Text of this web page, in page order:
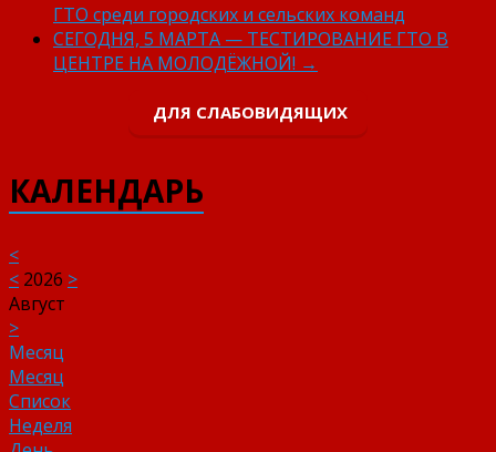
ГТО среди городских и сельских команд
СЕГОДНЯ, 5 МАРТА — ТЕСТИРОВАНИЕ ГТО В
ЦЕНТРЕ НА МОЛОДЁЖНОЙ! →
ДЛЯ СЛАБОВИДЯЩИХ
КАЛЕНДАРЬ
<
< 2026 >
Август
>
Месяц
Месяц
Список
Неделя